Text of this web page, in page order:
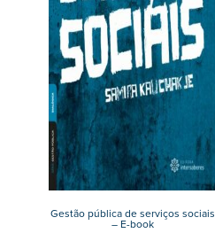
Gestão pública de serviços sociais
– E-book